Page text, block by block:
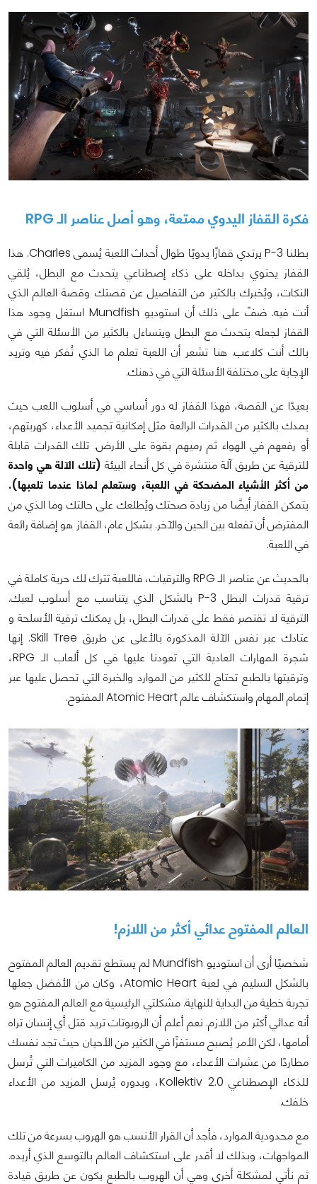
فكرة القفاز اليدوي ممتعة، وهو أصل عناصر الـ RPG
بطلنا P-3 يرتدي قفازًا يدويًا طوال أحداث اللعبة يُسمى Charles. هذا
القفاز يحتوي بداخله على ذكاء إصطناعي يتحدث مع البطل، يُلقي
النكات، ويُخبرك بالكثير من التفاصيل عن قصتك وقصة العالم الذي
أنت فيه. ضفّ على ذلك أن استوديو Mundfish استغل وجود هذا
القفاز لجعله يتحدث مع البطل ويتساءل بالكثير من الأسئلة التي في
بالك أنت كلاعب. هنا تشعر أن اللعبة تعلم ما الذي تُفكر فيه وتريد
الإجابة على مختلفة الأسئلة التي في ذهنك.
بعيدًا عن القصة، فهذا القفاز له دور أساسي في أسلوب اللعب حيث
يمدك بالكثير من القدرات الرائعة مثل إمكانية تجميد الأعداء، كهربتهم،
أو رفعهم في الهواء ثم رميهم بقوة على الأرض. تلك القدرات قابلة
للترقية عن طريق آلة منتشرة في كل أنحاء البيئة (تلك الآلة هي واحدة
من أكثر الأشياء المضحكة في اللعبة، وستعلم لماذا عندما تلعبها).
يتمكن القفاز أيضًا من زيادة صحتك ويُطلعك على حالتك وما الذي من
المفترض أن تفعله بين الحين والآخر. بشكل عام، القفاز هو إضافة رائعة
في اللعبة.
بالحديث عن عناصر الـ RPG والترقيات، فاللعبة تترك لك حرية كاملة في
ترقية قدرات البطل P-3 بالشكل الذي يتناسب مع أسلوب لعبك.
الترقية لا تقتصر فقط على قدرات البطل، بل يمكنك ترقية الأسلحة و
عتادك عبر نفس الآلة المذكورة بالأعلى عن طريق Skill Tree. إنها
شجرة المهارات العادية التي تعودنا عليها في كل ألعاب الـ RPG،
وترقيتها بالطبع تحتاج للكثير من الموارد والخبرة التي تحصل عليها عبر
إتمام المهام واستكشاف عالم Atomic Heart المفتوح.
العالم المفتوح عدائي أكثر من اللازم!
شخصيًا أرى أن استوديو Mundfish لم يستطع تقديم العالم المفتوح
بالشكل السليم في لعبة Atomic Heart، وكان من الأفضل جعلها
تجربة خطية من البداية للنهاية. مشكلتي الرئيسية مع العالم المفتوح هو
أنه عدائي أكثر من اللازم. نعم أعلم أن الروبوتات تريد قتل أي إنسان تراه
أمامها، لكن الأمر يُصبح مستفزًا في الكثير من الأحيان حيث تجد نفسك
مطاردًا من عشرات الأعداء، مع وجود المزيد من الكاميرات التي تُرسل
للذكاء الإصطناعي Kollektiv 2.0، وبدوره يُرسل المزيد من الأعداء
خلفك.
مع محدودية الموارد، فأجد أن القرار الأنسب هو الهروب بسرعة من تلك
المواجهات، وبذلك لا أقدر على استكشاف العالم بالتوسع الذي أريده.
ثم نأتي لمشكلة أخرى وهي أن الهروب بالطبع يكون عن طريق قيادة